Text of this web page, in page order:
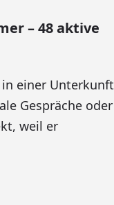
– 48 aktive
einer Unterkunft
Gespräche oder
weil er